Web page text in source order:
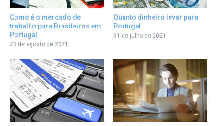
Como é o mercado de
trabalho para Brasileiros em
Portugal
23 de agosto de 2021
Quanto dinheiro levar para
Portugal
31 de julho de 2021